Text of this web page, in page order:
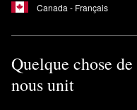
Canada - Français
Quelque chose de
nous unit